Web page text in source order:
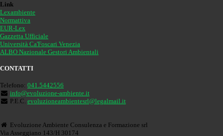
Link
Lexambiente
Normattiva
EUR-Lex
Gazzetta Ufficiale
Università Ca'Foscari Venezia
ALBO Nazionale Gestori Ambientali
CONTATTI
Telefono: 041.5442556
info@evoluzione-ambiente.it
P.E.C. evoluzioneambientesrl@legalmail.it
Evoluzione Ambiente Consulenza e Formazione srl
Via Asseggiano 143/H 30174